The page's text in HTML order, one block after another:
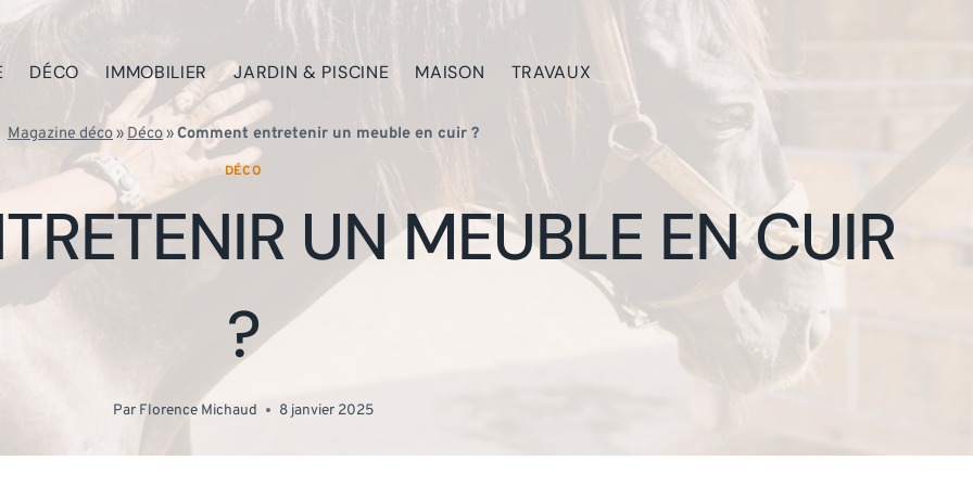
DÉCO IMMOBILIER JARDIN & PISCINE MAISON TRAVAUX
Magazine déco»Déco»Comment entretenir un meuble en cuir ?
DÉCO
UN MEUBLE EN CUIR
?
Par Florence Michaud 8 janvier 2025